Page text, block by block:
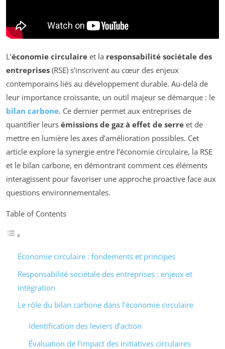
L’économie circulaire et la responsabilité sociétale des
entreprises (RSE) s’inscrivent au cœur des enjeux
contemporains liés au développement durable. Au-delà de
leur importance croissante, un outil majeur se démarque : le
bilan carbone. Ce dernier permet aux entreprises de
quantifier leurs émissions de gaz à effet de serre et de
mettre en lumière les axes d’amélioration possibles. Cet
article explore la synergie entre l’économie circulaire, la RSE
et le bilan carbone, en démontrant comment ces éléments
interagissent pour favoriser une approche proactive face aux
questions environnementales.
Table of Contents
Économie circulaire : fondements et principes
Responsabilité sociétale des entreprises : enjeux et
intégration
Le rôle du bilan carbone dans l’économie circulaire
Identification des leviers d’action
Évaluation de l’impact des initiatives circulaires